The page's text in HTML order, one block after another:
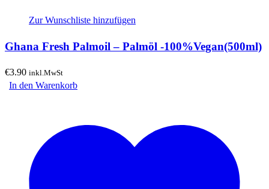
Zur Wunschliste hinzufügen
Ghana Fresh Palmoil – Palmöl -100%Vegan(500ml)
€3.90 inkl.MwSt
In den Warenkorb